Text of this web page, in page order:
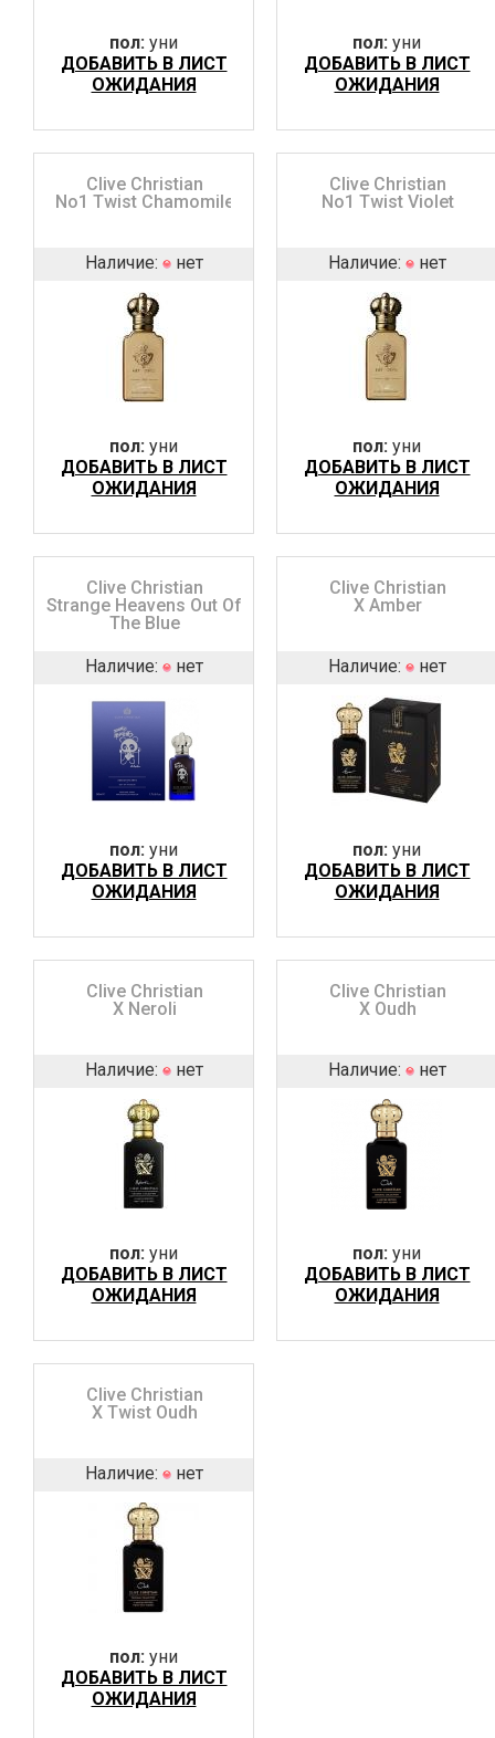
пол: уни
ДОБАВИТЬ В ЛИСТ
ОЖИДАНИЯ
пол: уни
ДОБАВИТЬ В ЛИСТ
ОЖИДАНИЯ
Clive Christian
No1 Twist Chamomile
Наличие: нет
пол: уни
ДОБАВИТЬ В ЛИСТ
ОЖИДАНИЯ
Clive Christian
No1 Twist Violet
Наличие: нет
пол: уни
ДОБАВИТЬ В ЛИСТ
ОЖИДАНИЯ
Clive Christian
Strange Heavens Out Of
The Blue
Наличие: нет
пол: уни
ДОБАВИТЬ В ЛИСТ
ОЖИДАНИЯ
Clive Christian
X Amber
Наличие: нет
пол: уни
ДОБАВИТЬ В ЛИСТ
ОЖИДАНИЯ
Clive Christian
X Neroli
Наличие: нет
пол: уни
ДОБАВИТЬ В ЛИСТ
ОЖИДАНИЯ
Clive Christian
X Oudh
Наличие: нет
пол: уни
ДОБАВИТЬ В ЛИСТ
ОЖИДАНИЯ
Clive Christian
X Twist Oudh
Наличие: нет
пол: уни
ДОБАВИТЬ В ЛИСТ
ОЖИДАНИЯ